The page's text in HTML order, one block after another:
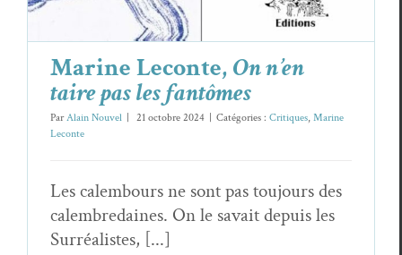
Marine Leconte,On n’en
taire pas les fantômes
ParAlain Nouvel 21 octobre 2024 Catégories : Critiques, Marine
Leconte
Les calembours ne sont pas toujours des
calembredaines. On le savait depuis les
Surréalistes, [...]